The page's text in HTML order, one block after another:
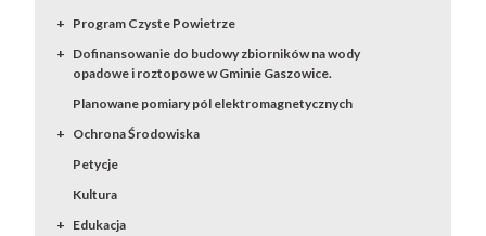
Program Czyste Powietrze
Dofinansowanie do budowy zbiorników na wody
opadowe i roztopowe w Gminie Gaszowice.
Planowane pomiary pól elektromagnetycznych
Ochrona Środowiska
Petycje
Kultura
Edukacja